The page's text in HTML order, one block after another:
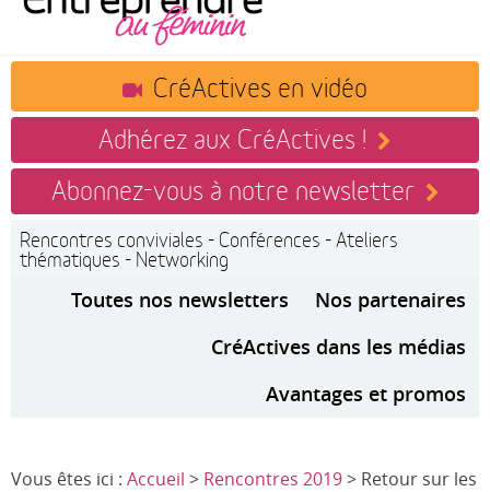
CréActives en vidéo
Adhérez aux CréActives !
Abonnez-vous à notre newsletter
Rencontres conviviales - Conférences - Ateliers
thématiques - Networking
Toutes nos newsletters
Nos partenaires
CréActives dans les médias
Avantages et promos
Vous êtes ici : Accueil > Rencontres 2019> Retour sur les